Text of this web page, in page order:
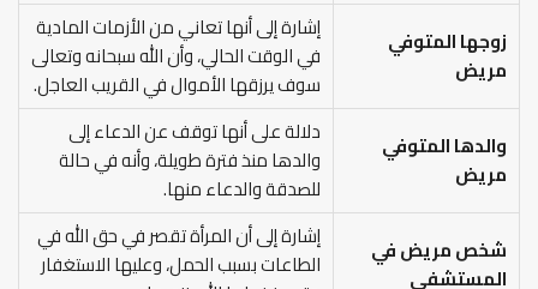
زوجها المتوفي
مريض
إشارة إلى أنها تعاني من الأزمات المادية
في الوقت الحالي، وأن الله سبحانه وتعالى
سوف يرزقها الأموال في القريب العاجل.
والدها المتوفي
مريض
دلالة على أنها توقف عن الدعاء إلى
والدها منذ فترة طويلة، وأنه في حالة
للصدقة والدعاء منها.
شخص مريض في
المستشفى
إشارة إلى أن المرأة تقصر في حق الله في
الطاعات بسبب الحمل، وعليها الاستغفار